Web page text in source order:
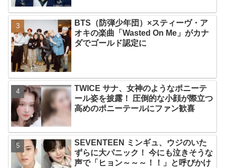
BTS（防弾少年団）×スティーヴ・ア
オキの楽曲「Wasted On Me」がカナ
ダでゴールド認定に
TWICE サナ、女神のようなポニーテ
ール姿を披露！ 圧倒的な小顔が際立つ
高めのポニーテールにファン歓喜
SEVENTEEN ミンギュ、ウジのいた
ずらに大パニック！ 今にも泣きそうな
声で「ヒョン～～～！！」と呼びかけ